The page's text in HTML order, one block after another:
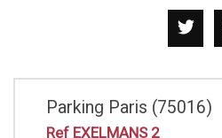
Parking Paris (75016)
Ref EXELMANS 2